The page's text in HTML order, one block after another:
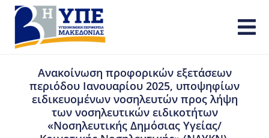
Ανακοίνωση προφορικών εξετάσεων
περιόδου Ιανουαρίου 2025, υποψηφίων
ειδικευομένων νοσηλευτών προς λήψη
των νοσηλευτικών ειδικοτήτων
«Νοσηλευτικής Δημόσιας Υγείας/